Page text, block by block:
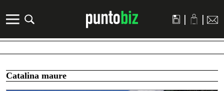
| |
Catalina maure